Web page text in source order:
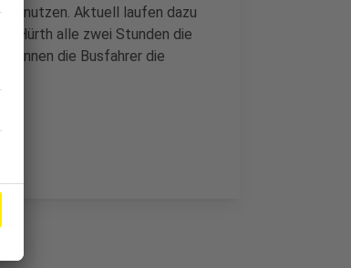
Aktuell laufen dazu
Hürth alle zwei Stunden die
können die Busfahrer die